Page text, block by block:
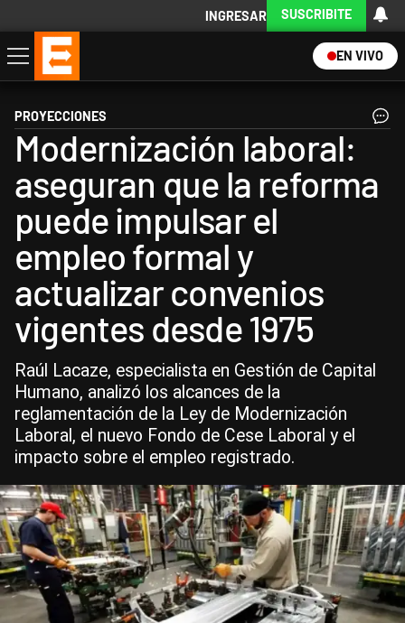
INGRESAR SUSCRIBITE
EN VIVO
Economía
Política
Internacional
Actualidad
Descargá la App
PROYECCIONES
Modernización laboral:
aseguran que la reforma
puede impulsar el
empleo formal y
actualizar convenios
vigentes desde 1975
Raúl Lacaze, especialista en Gestión de Capital
Humano, analizó los alcances de la
reglamentación de la Ley de Modernización
Laboral, el nuevo Fondo de Cese Laboral y el
impacto sobre el empleo registrado.